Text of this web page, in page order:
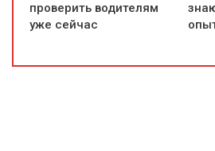
проверить водителям
уже сейчас